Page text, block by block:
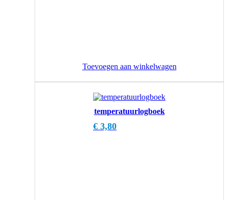
Toevoegen aan winkelwagen
temperatuurlogboek
€ 3,80